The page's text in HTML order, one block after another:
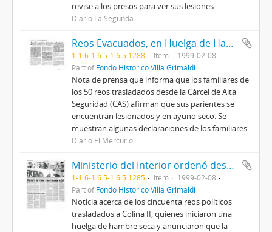
revise a los presos para ver sus lesiones.
Diario La Segunda
Reos Evacuados, en Huelga de Hambre
1-1.6-1.6.5-1.6.5.1288 Item
1999-02-08
Part ofFondo Histórico Villa Grimaldi
Nota de prensa que informa que los familiares de
los 50 reos trasladados desde la Cárcel de Alta
Seguridad (CAS) afirman que sus parientes se
encuentran lesionados y en ayuno seco. Se
muestran algunas declaraciones de los familiares.
Diario El Mercurio
Ministerio del Interior ordenó desalojar la CAS
1-1.6-1.6.5-1.6.5.1285 Item
1999-02-08
Part ofFondo Histórico Villa Grimaldi
Noticia acerca de los cincuenta reos políticos
trasladados a Colina II, quienes iniciaron una
huelga de hambre seca y anunciaron que la